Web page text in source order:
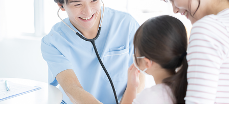
集患のコツ セミナー